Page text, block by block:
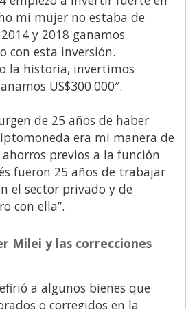
mi mujer no estaba de
y 2018 ganamos
con esta inversión.
la historia, invertimos
US$300.000″.
de 25 años de haber
era mi manera de
previos a la función
fueron 25 años de trabajar
el sector privado y de
con ella”.
Milei y las correcciones
a algunos bienes que
o corregidos en la